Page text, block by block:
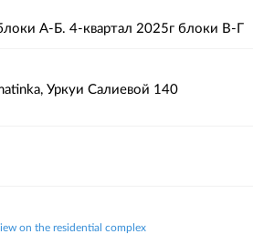
А-Б. 4-квартал 2025г блоки В-Г
Уркуи Салиевой 140
on the residential complex